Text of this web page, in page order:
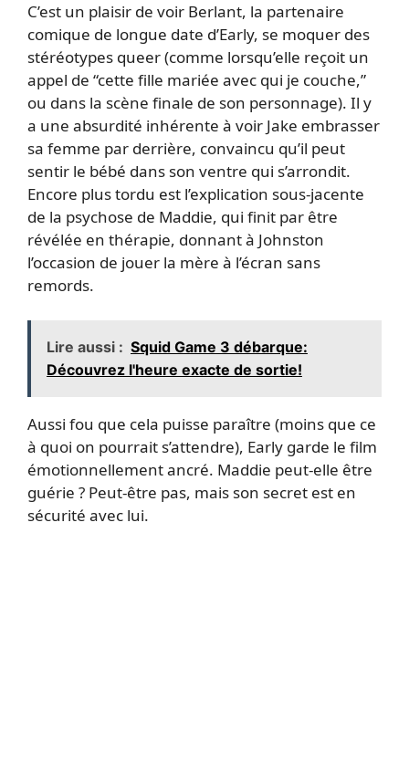
C’est un plaisir de voir Berlant, la partenaire
comique de longue date d’Early, se moquer des
stéréotypes queer (comme lorsqu’elle reçoit un
appel de “cette fille mariée avec qui je couche,”
ou dans la scène finale de son personnage). Il y
a une absurdité inhérente à voir Jake embrasser
sa femme par derrière, convaincu qu’il peut
sentir le bébé dans son ventre qui s’arrondit.
Encore plus tordu est l’explication sous-jacente
de la psychose de Maddie, qui finit par être
révélée en thérapie, donnant à Johnston
l’occasion de jouer la mère à l’écran sans
remords.
Lire aussi : Squid Game 3 débarque:
Découvrez l'heure exacte de sortie!
Aussi fou que cela puisse paraître (moins que ce
à quoi on pourrait s’attendre), Early garde le film
émotionnellement ancré. Maddie peut-elle être
guérie ? Peut-être pas, mais son secret est en
sécurité avec lui.